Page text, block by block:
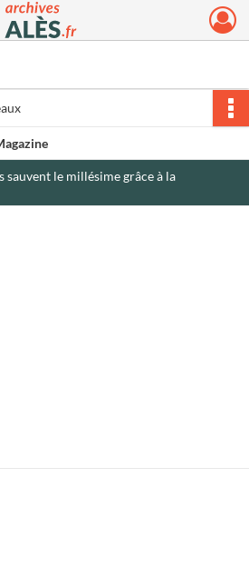
municipales d'Alès
sauvent le millésime grâce à la